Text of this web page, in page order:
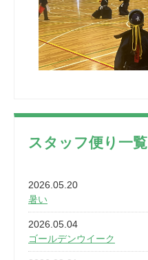
スタッフ便り一覧
2026.05.20
暑い
2026.05.04
ゴールデンウイーク